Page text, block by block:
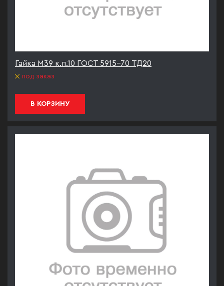
Гайка М39 к.п.10 ГОСТ 5915-70 ТД20
под заказ
В КОРЗИНУ